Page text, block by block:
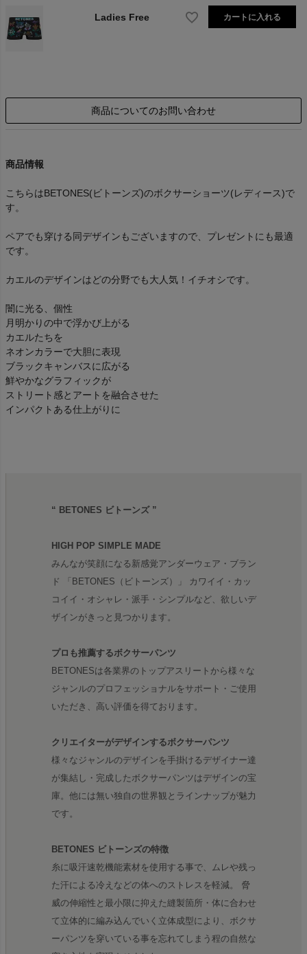
Ladies Free カートに入れる
商品についてのお問い合わせ
商品情報
こちらはBETONES(ビトーンズ)のボクサーショーツ(レディース)で
す。
ペアでも穿ける同デザインもございますので、プレゼントにも最適
です。
カエルのデザインはどの分野でも大人気！イチオシです。
闇に光る、個性
月明かりの中で浮かび上がる
カエルたちを
ネオンカラーで大胆に表現
ブラックキャンバスに広がる
鮮やかなグラフィックが
ストリート感とアートを融合させた
インパクトある仕上がりに
“ BETONES ビトーンズ ”
HIGH POP SIMPLE MADE
みんなが笑顔になる新感覚アンダーウェア・ブラン
ド 「BETONES（ビトーンズ）」 カワイイ・カッ
コイイ・オシャレ・派手・シンプルなど、欲しいデ
ザインがきっと見つかります。
プロも推薦するボクサーパンツ
BETONESは各業界のトップアスリートから様々な
ジャンルのプロフェッショナルをサポート・ご使用
いただき、高い評価を得ております。
クリエイターがデザインするボクサーパンツ
様々なジャンルのデザインを手掛けるデザイナー達
が集結し・完成したボクサーパンツはデザインの宝
庫。他には無い独自の世界観とラインナップが魅力
です。
BETONES ビトーンズの特徴
糸に吸汗速乾機能素材を使用する事で、ムレや残っ
た汗による冷えなどの体へのストレスを軽減。 脅
威の伸縮性と最小限に抑えた縫製箇所・体に合わせ
て立体的に編み込んでいく立体成型により、ボクサ
ーパンツを穿いている事を忘れてしまう程の自然な